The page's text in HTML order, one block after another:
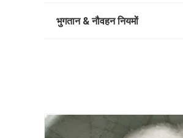
भुगतान & नौवहन नियमों